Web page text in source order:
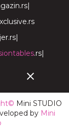
|
|
.rs|
Mini STUDIO
by Mini